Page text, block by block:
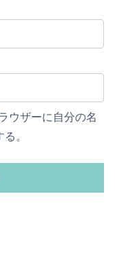
ウザーに自分の名
。